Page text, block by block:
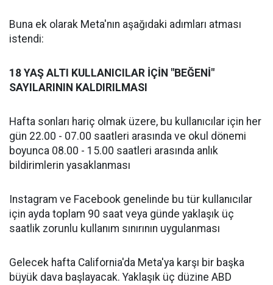
Buna ek olarak Meta'nın aşağıdaki adımları atması
istendi:
18 YAŞ ALTI KULLANICILAR İÇİN "BEĞENİ"
SAYILARININ KALDIRILMASI
Hafta sonları hariç olmak üzere, bu kullanıcılar için her
gün 22.00 - 07.00 saatleri arasında ve okul dönemi
boyunca 08.00 - 15.00 saatleri arasında anlık
bildirimlerin yasaklanması
Instagram ve Facebook genelinde bu tür kullanıcılar
için ayda toplam 90 saat veya günde yaklaşık üç
saatlik zorunlu kullanım sınırının uygulanması
Gelecek hafta California'da Meta'ya karşı bir başka
büyük dava başlayacak. Yaklaşık üç düzine ABD